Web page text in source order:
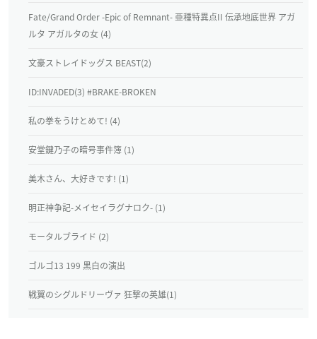
Fate/Grand Order ‐Epic of Remnant‐ 亜種特異点II 伝承地底世界 アガ
ルタ アガルタの女 (4)
文豪ストレイドッグス BEAST(2)
ID:INVADED(3) #BRAKE-BROKEN
私の拳をうけとめて! (4)
安堂鍵乃子の暗号事件簿 (1)
美木さん、大好きです! (1)
明正神争記-メイセイラグナロク- (1)
モータルブライド (2)
ゴルゴ13 199 黒白の演出
戦翼のシグルドリーヴァ 狂撃の英雄(1)